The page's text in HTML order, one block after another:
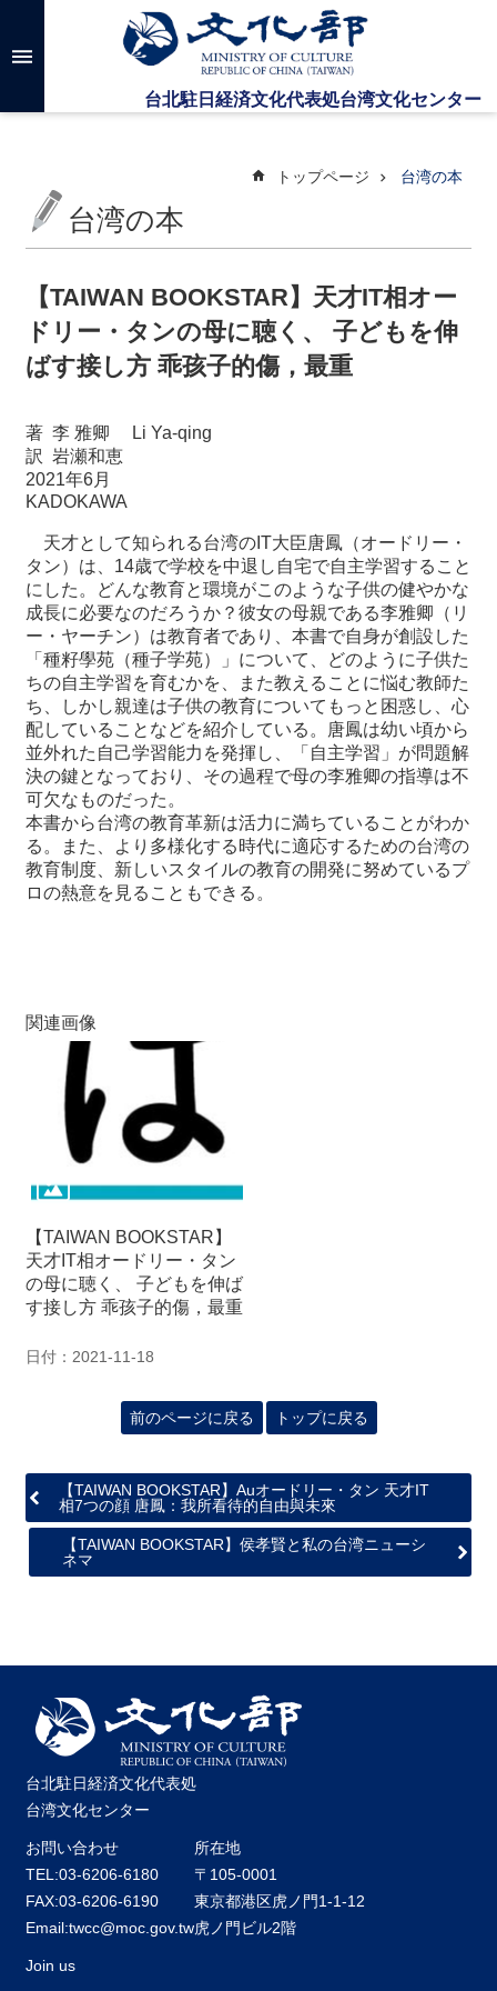
メインのコンテンツブロックにジャンプします
高
検
台
ン
タ
に
つ
い
て
新
情
報
込
過
去
行
事
台
湾
連
ー
サ
イ
ト
ッ
プ
トップページ 台湾の本
台湾の本
【TAIWAN BOOKSTAR】天才IT相オー
ドリー・タンの母に聴く、 子どもを伸
ばす接し方 乖孩子的傷，最重
著 李 雅卿 Li Ya-qing
訳 岩瀬和恵
2021年6月
KADOKAWA
天才として知られる台湾の IT大臣唐鳳（オードリー・
タン）は、 14歳で学校を中退し自宅で自主学習すること
にした。どんな教育と環境がこのような子供の健やかな
成長に必要なのだろうか？彼女の母親である李雅卿（リ
ー・ヤーチン）は教育者であり、本書で自身が創設した
「種籽學苑（種子学苑）」について、どのように子供た
ちの自主学習を育むかを、また教えることに悩む教師た
ち、しかし親達は子供の教育についてもっと困惑し、心
配していることなどを紹介している。唐鳳は幼い頃から
並外れた自己学習能力を発揮し、「自主学習」が問題解
決の鍵となっており、その過程で母の李雅卿の指導は不
可欠なものだった。
本書から台湾の教育革新は活力に満ちていることがわか
る。また、
より多様化する時代に適応するための台湾の
教育制度、新しいスタイ ルの教育の開発に努めているプ
ロの熱意を見ることもできる。
関連画像
【TAIWAN BOOKSTAR】
天才IT相オードリー・タン
の母に聴く、 子どもを伸ば
す接し方 乖孩子的傷，最重
日付：2021-11-18
前のページに戻る トップに戻る
【TAIWAN BOOKSTAR】Auオードリー・タン 天才IT
相7つの顔 唐鳳：我所看待的自由與未來
【TAIWAN BOOKSTAR】侯孝賢と私の台湾ニューシ
ネマ
台北駐日経済文化代表処
台湾文化センター
お問い合わせ
TEL:03-6206-6180
FAX:03-6206-6190
Email:twcc@moc.gov.tw
所在地
〒105-0001
東京都港区虎ノ門1-1-12
虎ノ門ビル2階
Join us